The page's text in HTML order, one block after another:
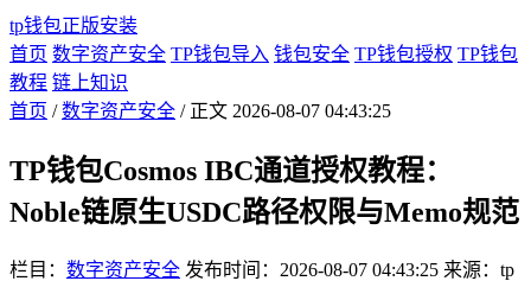
tp钱包正版安装
首页 数字资产安全 TP钱包导入 钱包安全 TP钱包授权 TP钱包
教程 链上知识
首页 /数字资产安全 / 正文 2026-08-07 04:43:25
TP钱包Cosmos IBC通道授权教程：
Noble链原生USDC路径权限与Memo规范
栏目： 数字资产安全 发布时间：2026-08-07 04:43:25 来源：tp